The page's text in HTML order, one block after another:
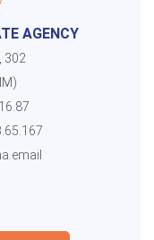
AGENCY
302